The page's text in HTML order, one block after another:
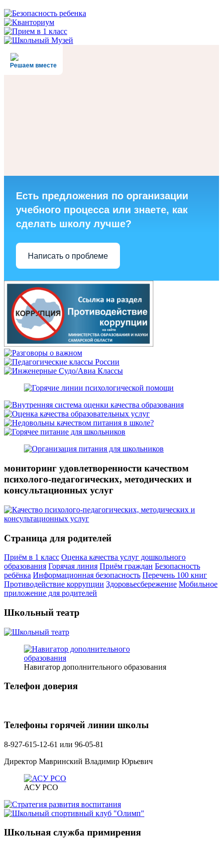
Решаем вместе
Есть предложения по организации
учебного процесса или знаете, как
сделать школу лучше?
Написать о проблеме
мониторинг удовлетворенности качеством
психолого-педагогических, методических и
консультационных услуг
Страница для родителей
Приём в 1 класс Оценка качества услуг дошкольного
образования Горячая линия Приём граждан Безопасность
ребёнка Информационная безопасность Перечень 100 книг
Противодействие коррупции Здоровьесбережение Мобильное
приложение для родителей
Школьный театр
Навигатор дополнительного образования
Телефон доверия
Телефоны горячей линии школы
8-927-615-12-61 или 96-05-81
Директор Мавринский Владимир Юрьевич
АСУ РСО
Школьная служба примирения